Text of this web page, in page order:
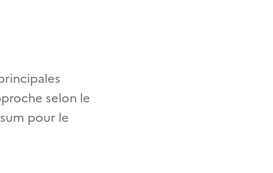
selon le
pour le